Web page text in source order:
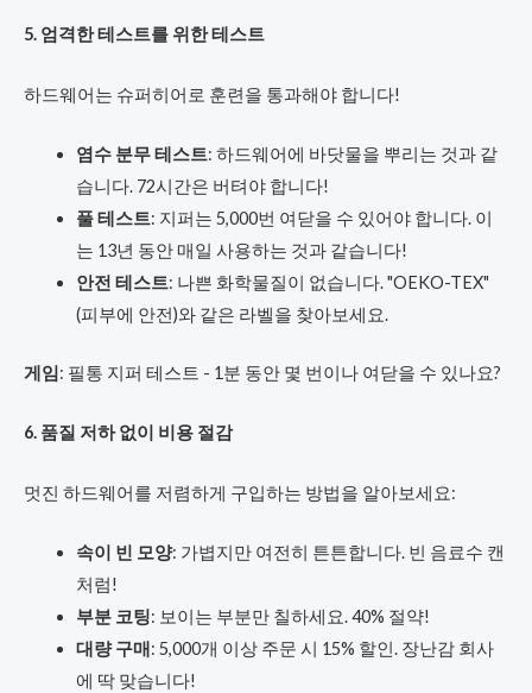
5. 엄격한 테스트를 위한 테스트
하드웨어는 슈퍼히어로 훈련을 통과해야 합니다!
염수 분무 테스트: 하드웨어에 바닷물을 뿌리는 것과 같
습니다. 72시간은 버텨야 합니다!
풀 테스트: 지퍼는 5,000번 여닫을 수 있어야 합니다. 이
는 13년 동안 매일 사용하는 것과 같습니다!
안전 테스트: 나쁜 화학물질이 없습니다. "OEKO-TEX"
(피부에 안전)와 같은 라벨을 찾아보세요.
게임: 필통 지퍼 테스트 - 1분 동안 몇 번이나 여닫을 수 있나요?
6. 품질 저하 없이 비용 절감
멋진 하드웨어를 저렴하게 구입하는 방법을 알아보세요:
속이 빈 모양: 가볍지만 여전히 튼튼합니다. 빈 음료수 캔
처럼!
부분 코팅: 보이는 부분만 칠하세요. 40% 절약!
대량 구매: 5,000개 이상 주문 시 15% 할인. 장난감 회사
에 딱 맞습니다!